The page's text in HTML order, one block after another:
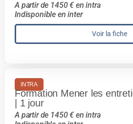
A partir de 1450 € en intra
Indisponible en inter
Voir la fiche
INTRA
Formation Mener les
| 1 jour
A partir de 1450 € en intra